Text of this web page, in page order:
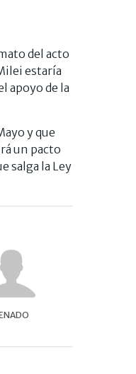
del acto
estaría
apoyo de la
y que
un pacto
salga la Ley